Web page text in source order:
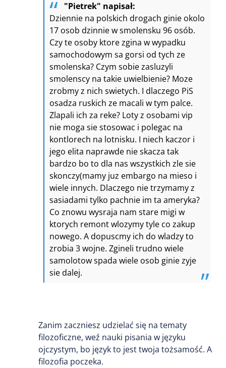
"Pietrek" napisał:
Dziennie na polskich drogach ginie okolo
17 osob dzinnie w smolensku 96 osób.
Czy te osoby ktore zgina w wypadku
samochodowym sa gorsi od tych ze
smolenska? Czym sobie zasluzyli
smolenscy na takie uwielbienie? Moze
zrobmy z nich swietych. I dlaczego PiS
osadza ruskich ze macali w tym palce.
Zlapali ich za reke? Loty z osobami vip
nie moga sie stosowac i polegac na
kontlorech na lotnisku. I niech kaczor i
jego elita naprawde nie skacza tak
bardzo bo to dla nas wszystkich zle sie
skonczy(mamy juz embargo na mieso i
wiele innych. Dlaczego nie trzymamy z
sasiadami tylko pachnie im ta ameryka?
Co znowu wysraja nam stare migi w
ktorych remont wlozymy tyle co zakup
nowego. A dopuscmy ich do wladzy to
zrobia 3 wojne. Zgineli trudno wiele
samolotow spada wiele osob ginie zyje
sie dalej.
Zanim zaczniesz udzielać się na tematy
filozoficzne, weź nauki pisania w języku
ojczystym, bo język to jest twoja tożsamość. A
filozofia poczeka.